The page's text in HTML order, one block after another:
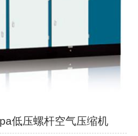
低压螺杆空气压缩机